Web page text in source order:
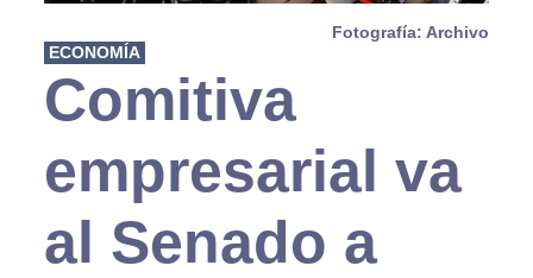
Fotografía: Archivo
ECONOMÍA
Comitiva
empresarial va
al Senado a